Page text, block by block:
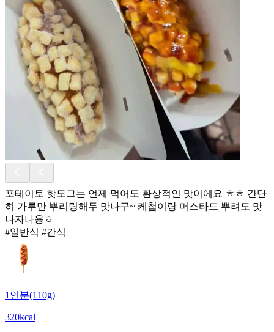
포테이토 핫도그는 언제 먹어도 환상적인 맛이에요 ㅎㅎ 간단
히 가루만 뿌리링해두 맛나구~ 케첩이랑 머스타드 뿌려도 맛
나자나용ㅎ
#일반식 #간식
1인분(110g)
320kcal